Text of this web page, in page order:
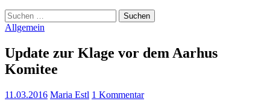
Suchen
nach:
Allgemein
Update zur Kla­ge vor dem Aar­hus
Komitee
11.03.2016 Maria Estl 1 Kommentar